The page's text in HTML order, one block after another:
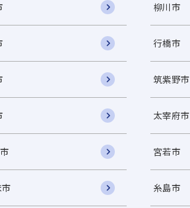
柳川市
行橋市
筑紫野市
太宰府市
宮若市
糸島市